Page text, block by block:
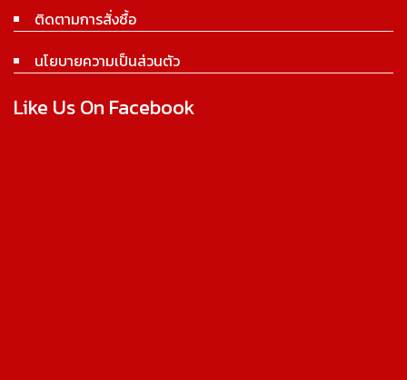
ติดตามการสั่งซื้อ
นโยบายความเป็นส่วนตัว
Like Us On Facebook